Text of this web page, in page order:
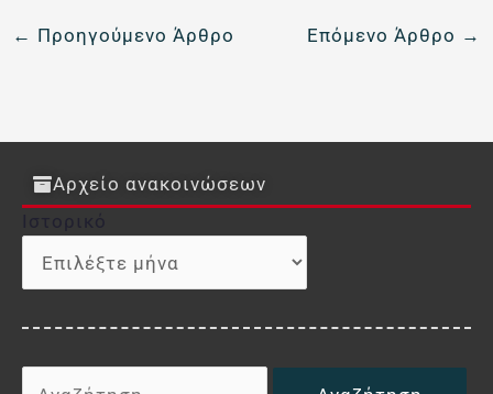
← Προηγούμενο Άρθρο Επόμενο Άρθρο →
Αρχείο ανακοινώσεων